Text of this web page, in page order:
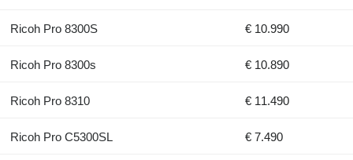
Ricoh Pro 8300S € 10.990
Ricoh Pro 8300s € 10.890
Ricoh Pro 8310 € 11.490
Ricoh Pro C5300SL € 7.490